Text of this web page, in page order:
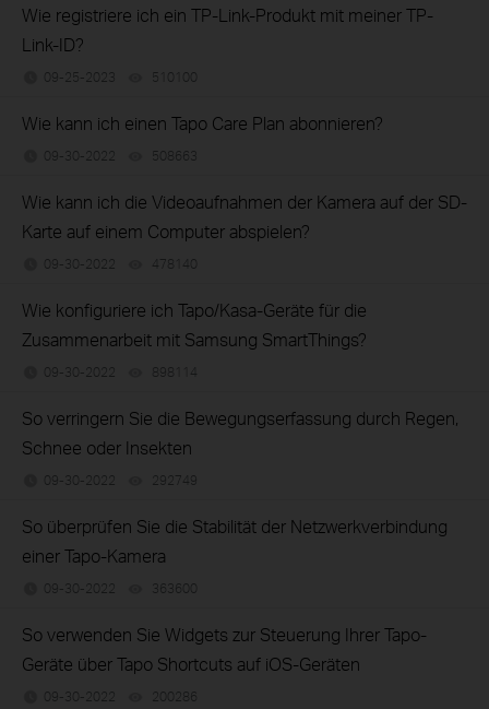
Wie registriere ich ein TP-Link-Produkt mit meiner TP-
Link-ID?
09-25-2023 510100
Wie kann ich einen Tapo Care Plan abonnieren?
09-30-2022 508663
Wie kann ich die Videoaufnahmen der Kamera auf der SD-
Karte auf einem Computer abspielen?
09-30-2022 478140
Wie konfiguriere ich Tapo/Kasa-Geräte für die
Zusammenarbeit mit Samsung SmartThings?
09-30-2022 898114
So verringern Sie die Bewegungserfassung durch Regen,
Schnee oder Insekten
09-30-2022 292749
So überprüfen Sie die Stabilität der Netzwerkverbindung
einer Tapo-Kamera
09-30-2022 363600
So verwenden Sie Widgets zur Steuerung Ihrer Tapo-
Geräte über Tapo Shortcuts auf iOS-Geräten
09-30-2022 200286